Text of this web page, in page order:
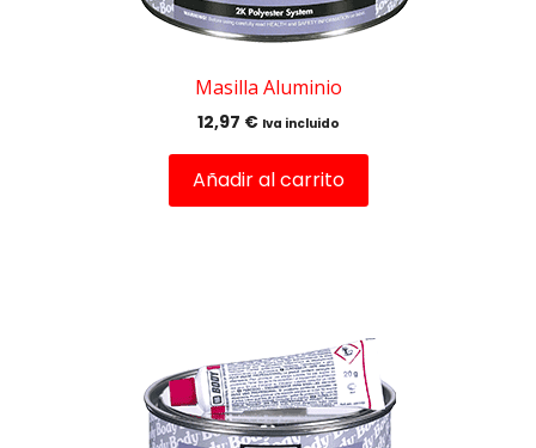
Masilla Aluminio
12,97 € Iva incluido
Añadir al carrito